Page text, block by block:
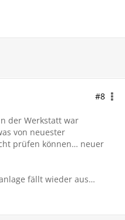
#8
der Werkstatt war
von neuester
prüfen können… neuer
fällt wieder aus…